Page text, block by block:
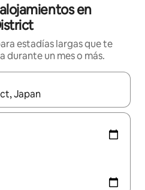
en
estadías largas que te
durante un mes o más.
disponibles, navega con las